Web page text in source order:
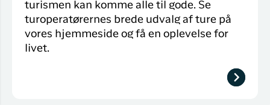
turismen kan komme alle til gode. Se
turoperatørernes brede udvalg af ture på
vores hjemmeside og få en oplevelse for
livet.